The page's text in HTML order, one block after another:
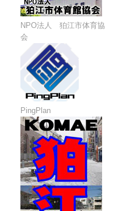
NPO法人 狛江市体育協
会
PingPlan